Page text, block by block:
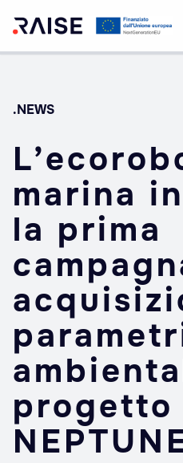
Skip
RAISE
Empowerment
.NEWS
marina
la prima
progetto